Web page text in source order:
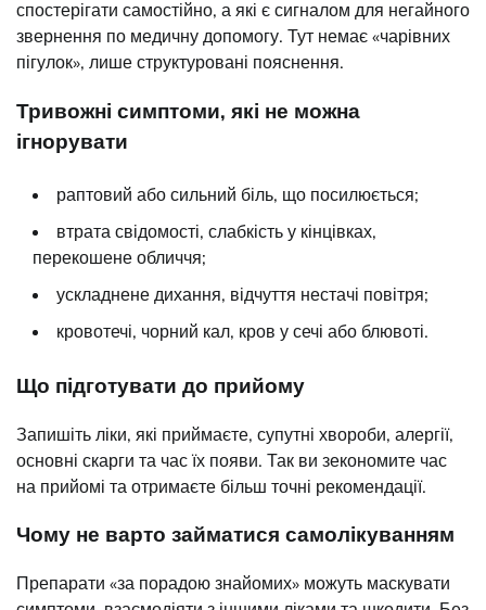
спостерігати самостійно, а які є сигналом для негайного
звернення по медичну допомогу. Тут немає «чарівних
пігулок», лише структуровані пояснення.
Тривожні симптоми, які не можна
ігнорувати
раптовий або сильний біль, що посилюється;
втрата свідомості, слабкість у кінцівках,
перекошене обличчя;
ускладнене дихання, відчуття нестачі повітря;
кровотечі, чорний кал, кров у сечі або блювоті.
Що підготувати до прийому
Запишіть ліки, які приймаєте, супутні хвороби, алергії,
основні скарги та час їх появи. Так ви зекономите час
на прийомі та отримаєте більш точні рекомендації.
Чому не варто займатися самолікуванням
Препарати «за порадою знайомих» можуть маскувати